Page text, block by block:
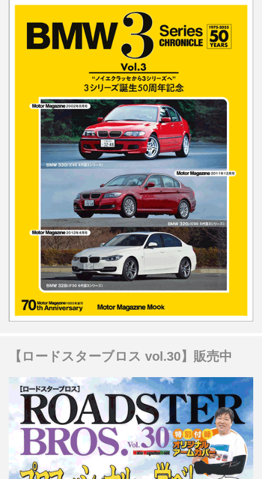
【ロードスターブロス vol.30】販売中